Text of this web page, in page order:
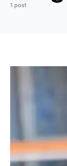
1 post